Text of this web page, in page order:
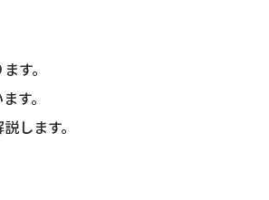
す。
す。
します。